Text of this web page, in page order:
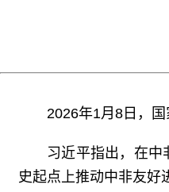
2026年1月8日，
习近平指出，在中
史起点上推动中非友好